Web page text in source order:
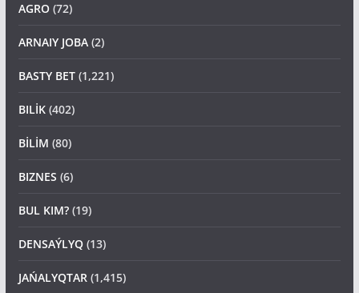
AGRO (72)
ARNAIY JOBA(2)
BASTY BET (1,221)
BILİK(402)
BİLİM (80)
BIZNES (6)
BUL KIM? (19)
DENSAÝLYQ (13)
JAŃALYQTAR(1,415)